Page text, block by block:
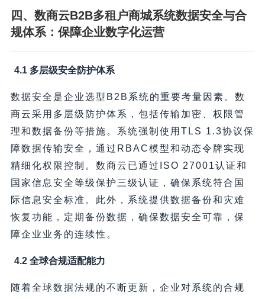
四、数商云B2B多租户商城系统数据安全与合
规体系：保障企业数字化运营
4.1 多层级安全防护体系
数据安全是企业选型B2B系统的重要考量因素。数
商云采用多层级防护体系，包括传输加密、权限管
理和数据备份等措施。系统强制使用TLS 1.3协议保
障数据传输安全，通过RBAC模型和动态令牌实现
精细化权限控制。数商云已通过ISO 27001认证和
国家信息安全等级保护三级认证，确保系统符合国
际信息安全标准。此外，系统提供数据备份和灾难
恢复功能，定期备份数据，确保数据安全可靠，保
障企业业务的连续性。
4.2 全球合规适配能力
随着全球数据法规的不断更新，企业对系统的合规